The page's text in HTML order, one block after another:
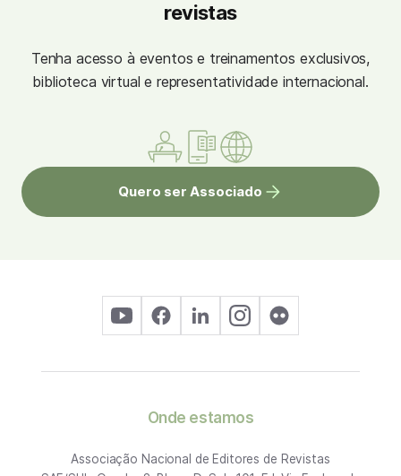
revistas
Tenha acesso à eventos e treinamentos exclusivos,
biblioteca virtual e representatividade internacional.
Quero ser Associado
Onde estamos
Associação Nacional de Editores de Revistas